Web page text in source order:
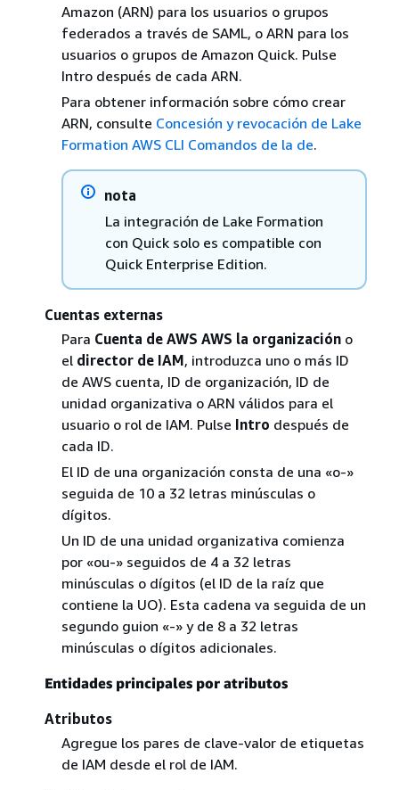
Amazon (ARN) para los usuarios o grupos
federados a través de SAML, o ARN para los
usuarios o grupos de Amazon Quick. Pulse
Intro después de cada ARN.
Para obtener información sobre cómo crear
ARN, consulte Concesión y revocación de Lake
Formation AWS CLI Comandos de la de.
nota
La integración de Lake Formation
con Quick solo es compatible con
Quick Enterprise Edition.
Cuentas externas
Para Cuenta de AWS AWS la organizacióno
el director de IAM, introduzca uno o más ID
de AWS cuenta, ID de organización, ID de
unidad organizativa o ARN válidos para el
usuario o rol de IAM. Pulse Intro después de
cada ID.
El ID de una organización consta de una «o-»
seguida de 10 a 32 letras minúsculas o
dígitos.
Un ID de una unidad organizativa comienza
por «ou-» seguidos de 4 a 32 letras
minúsculas o dígitos (el ID de la raíz que
contiene la UO). Esta cadena va seguida de un
segundo guion «-» y de 8 a 32 letras
minúsculas o dígitos adicionales.
Entidades principales por atributos
Atributos
Agregue los pares de clave-valor de etiquetas
de IAM desde el rol de IAM.